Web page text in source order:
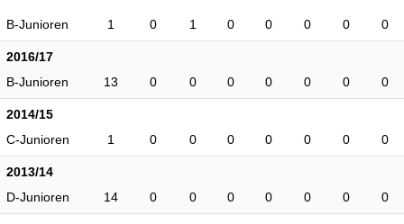
B-Junioren 1 0 1 0 0 0 0 0
2016/17
B-Junioren
13 0 0 0 0 0 0 0
2014/15
C-Junioren
1 0 0 0 0 0 0 0
2013/14
D-Junioren
14 0 0 0 0 0 0 0